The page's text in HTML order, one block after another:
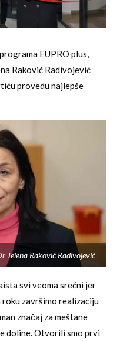
EUPRO plus,
Raković Radivojević
provedu najlepše
Jelena Raković Radivojević
svi veoma srećni jer
roku završimo realizaciju
značaj za meštane
doline. Otvorili smo prvi